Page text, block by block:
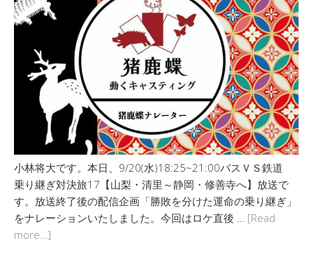
小林将大です。本日、9/20(水)18:25~21:00バスＶＳ鉄道
乗り継ぎ対決旅17【山梨・清里～静岡・修善寺へ】放送で
す。放送終了後の配信企画「勝敗を分けた運命の乗り継ぎ」
をナレーションいたしました。今回はロケ直後 … [Read
more…]